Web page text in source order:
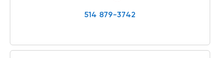
514 879-3742